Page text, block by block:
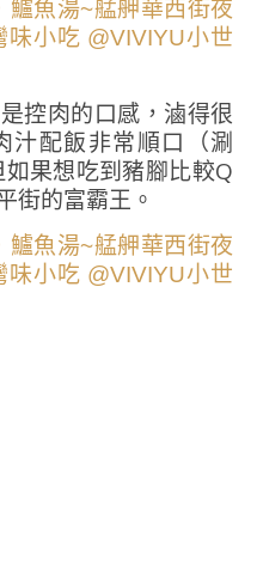
控肉的口感，滷得很
汁配飯非常順口（涮
果想吃到豬腳比較Q
街的富霸王。